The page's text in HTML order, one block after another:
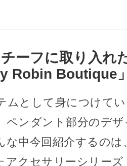
ーフに取り入れ
Robin Boutique
ムとして身につけて
ペンダント部分のデ
な中今回紹介するのは
アクセサリーシリーズ